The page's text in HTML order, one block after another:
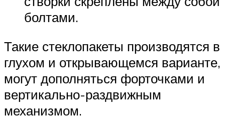
болтами.
Такие стеклопакеты производятся в
глухом и открывающемся варианте,
могут дополняться форточками и
вертикально-раздвижным
механизмом.